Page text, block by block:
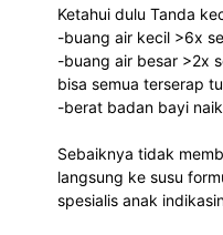
Ketahui dulu Tanda
-buang air kecil >6x
-buang air besar >2x
bisa semua terserap
-berat badan bayi naik
Sebaiknya tidak
langsung ke susu
spesialis anak